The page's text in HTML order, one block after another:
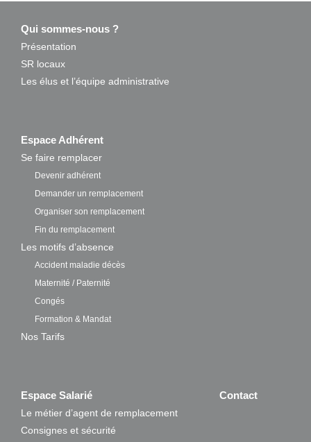
Qui sommes-nous ?
Présentation
SR locaux
Les élus et l’équipe administrative
Espace Adhérent
Se faire remplacer
Devenir adhérent
Demander un remplacement
Organiser son remplacement
Fin du remplacement
Les motifs d’absence
Accident maladie décès
Maternité / Paternité
Congés
Formation & Mandat
Nos Tarifs
Espace Salarié
Le métier d’agent de remplacement
Consignes et sécurité
Contact